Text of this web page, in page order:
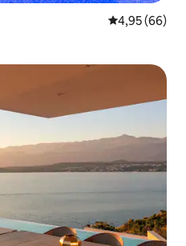
Prosječna
4,95 (66)